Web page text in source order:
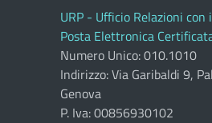
URP - Ufficio Relazioni con
Posta Elettronica
Numero Unico: 010.1010
Indirizzo: Via Garibaldi 9,
Genova
P. Iva: 00856930102